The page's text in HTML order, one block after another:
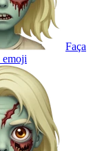
Faça
emoji